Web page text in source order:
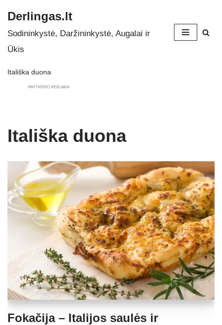
Skip
to
Derlingas.lt
Sodininkystė, Daržininkystė, Augalai ir
Ūkis
Itališka duona
PARTNERIO REKLAMA
Itališka duona
Fokačija – Italijos saulės ir